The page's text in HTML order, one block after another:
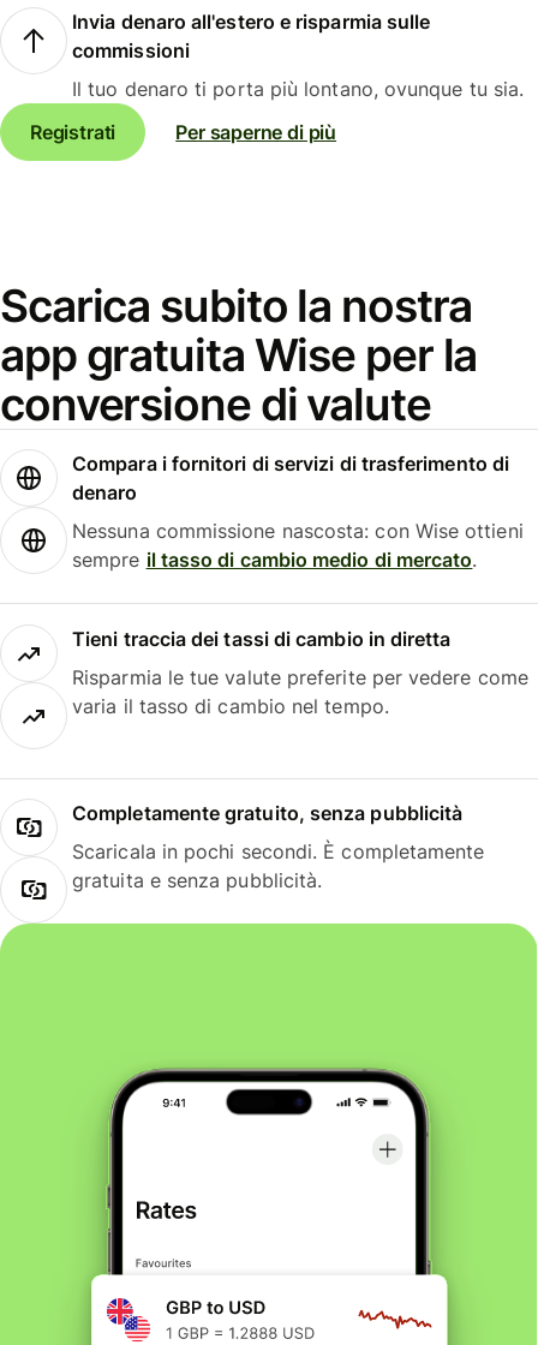
Invia denaro all'estero e risparmia sulle
commissioni
Il tuo denaro ti porta più lontano, ovunque tu sia.
Registrati
Per saperne di più
Scarica subito la nostra
app gratuita Wise per la
conversione di valute
Compara i fornitori di servizi di trasferimento di
denaro
Nessuna commissione nascosta: con Wise ottieni
sempre il tasso di cambio medio di mercato.
Tieni traccia dei tassi di cambio in diretta
Risparmia le tue valute preferite per vedere come
varia il tasso di cambio nel tempo.
Completamente gratuito, senza pubblicità
Scaricala in pochi secondi. È completamente
gratuita e senza pubblicità.